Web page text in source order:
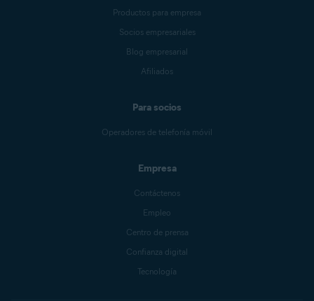
Productos para empresa
Socios empresariales
Blog empresarial
Afiliados
Para socios
Operadores de telefonía móvil
Empresa
Contáctenos
Empleo
Centro de prensa
Confianza digital
Tecnología